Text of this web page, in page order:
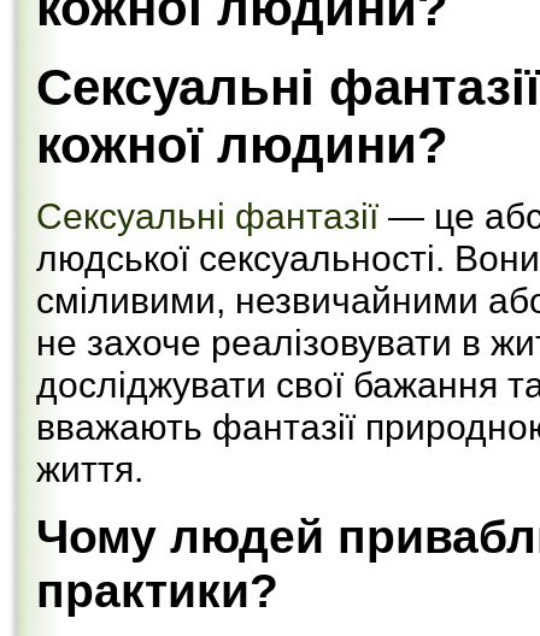
Сексуальні
кожної людини?
Сексуальні фантазії — це
людської сексуальності.
сміливими, незвичайними
не захоче реалізовувати в
досліджувати свої бажання
вважають фантазії
життя.
Чому людей
практики?